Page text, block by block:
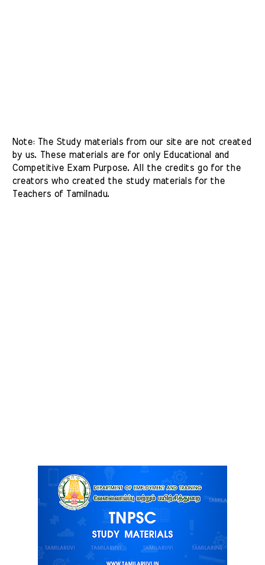
Note: The Study materials from our site are not created
by us. These materials are for only Educational and
Competitive Exam Purpose. All the credits go for the
creators who created the study materials for the
Teachers of Tamilnadu.